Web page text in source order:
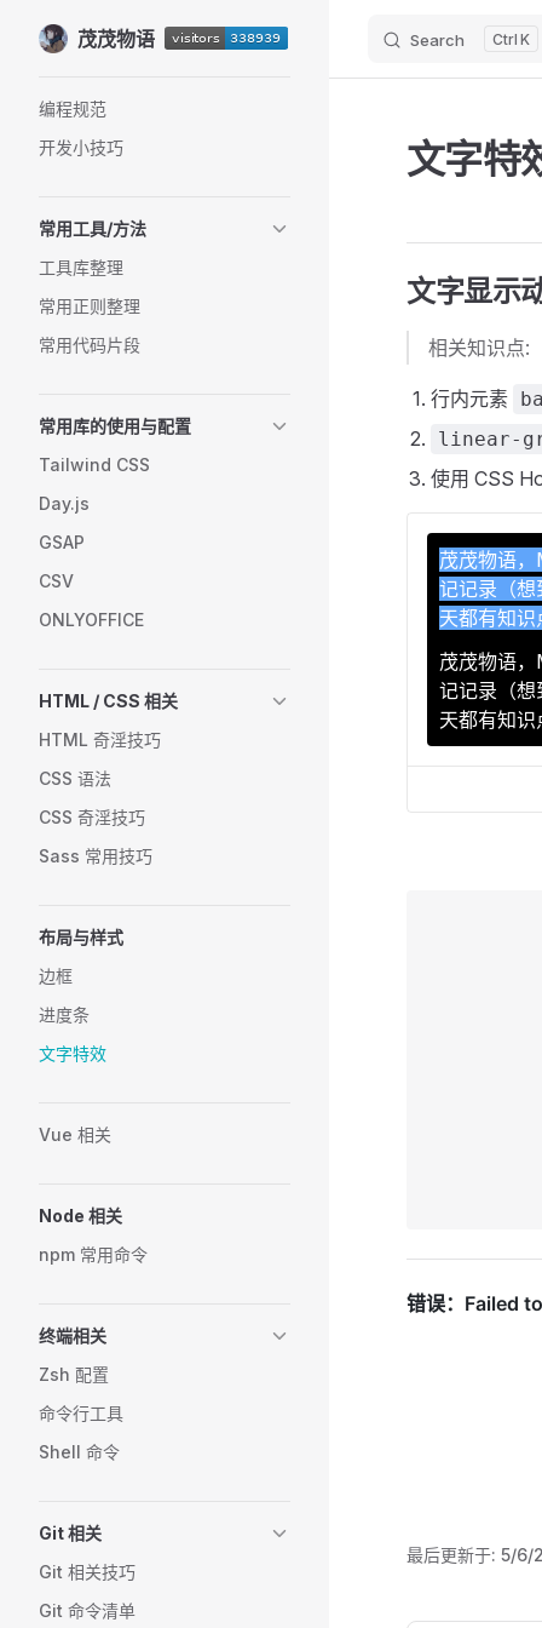
Skip to content
茂茂物语 Search K
编程规范
开发小技巧
常用工具/方法
工具库整理
常用正则整理
常用代码片段
常用库的使用与配置
Tailwind CSS
Day.js
GSAP
CSV
ONLYOFFICE
HTML / CSS 相关
HTML 奇淫技巧
CSS 语法
CSS 奇淫技巧
Sass 常用技巧
布局与样式
边框
进度条
文字特效
Vue 相关
Node 相关
npm 常用命令
终端相关
Zsh 配置
命令行工具
Shell 命令
Git 相关
Git 相关技巧
Git 命令清单
文字特
文字显示
相关知识点:
行内元素
linear-
使用 CSS
茂茂物语
记记录（
天都有知识
茂茂物语
记记录（
天都有知识
茂茂物语
记记录（
天都有知识
最后更新于: 5/6/